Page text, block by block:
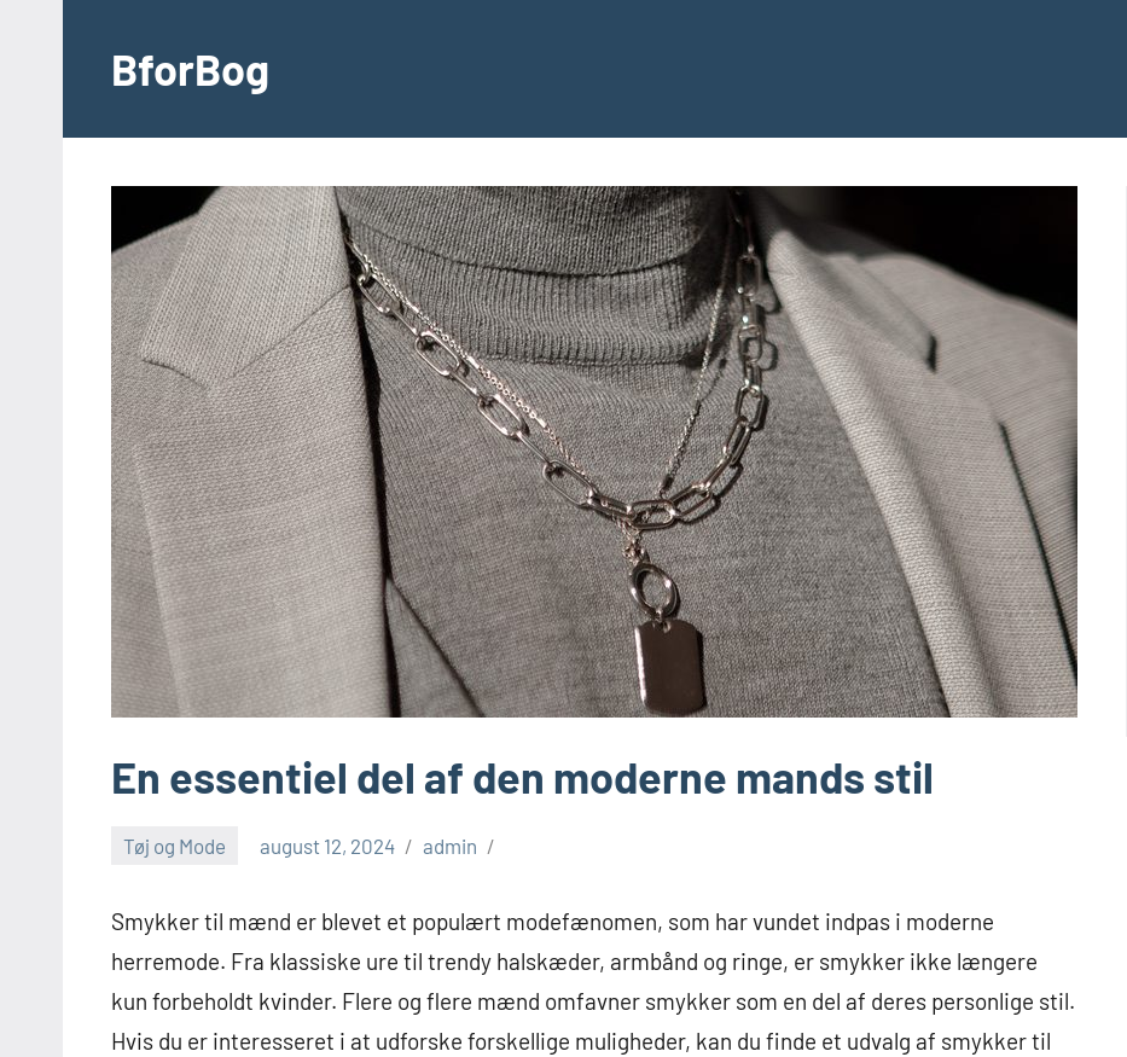
indholdBforBog
En essentiel del af den moderne mands stil
Tøj og Mode august 12, 2024 admin
Smykker til mænd er blevet et populært modefænomen, som har vundet indpas i moderne
herremode. Fra klassiske ure til trendy halskæder, armbånd og ringe, er smykker ikke længere
kun forbeholdt kvinder. Flere og flere mænd omfavner smykker som en del af deres personlige stil.
Hvis du er interesseret i at udforske forskellige muligheder, kan du finde et udvalg af smykker til